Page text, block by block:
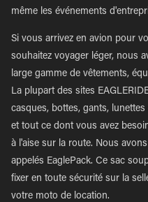
même les événements
Si vous arrivez en avion pour
souhaitez voyager léger, nous
large gamme de vêtements,
La plupart des sites
casques, bottes, gants,
et tout ce dont vous avez
à l'aise sur la route. Nous
appelés EaglePack. Ce sac
fixer en toute sécurité sur la
votre moto de location.